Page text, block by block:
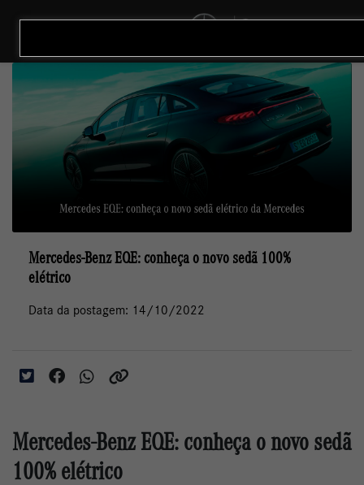
Mercedes-Benz EQE: conheça o novo sedã 100%
elétrico
Data da postagem: 14/10/2022
Mercedes-Benz EQE: conheça o novo sedã
100% elétrico